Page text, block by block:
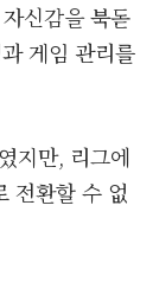
신감을 북돋
게임 관리를
지만, 리그에
전환할 수 없